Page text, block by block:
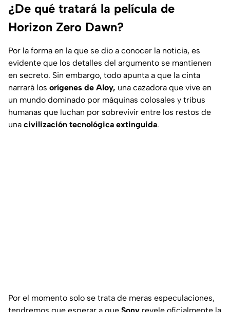
¿De qué tratará la película de
Horizon Zero Dawn?
Por la forma en la que se dio a conocer la noticia, es
evidente que los detalles del argumento se mantienen
en secreto. Sin embargo, todo apunta a que la cinta
narrará los orígenes de Aloy, una cazadora que vive en
un mundo dominado por máquinas colosales y tribus
humanas que luchan por sobrevivir entre los restos de
una civilización tecnológica extinguida.
Por el momento solo se trata de meras especulaciones,
tendremos que esperar a que Sony revele oficialmente la